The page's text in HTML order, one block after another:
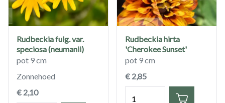
Rudbeckia fulg. var.
speciosa (neumanii)
pot 9 cm
Zonnehoed
€ 2,10
Rudbeckia hirta
'Cherokee Sunset'
pot 9 cm
€ 2,85